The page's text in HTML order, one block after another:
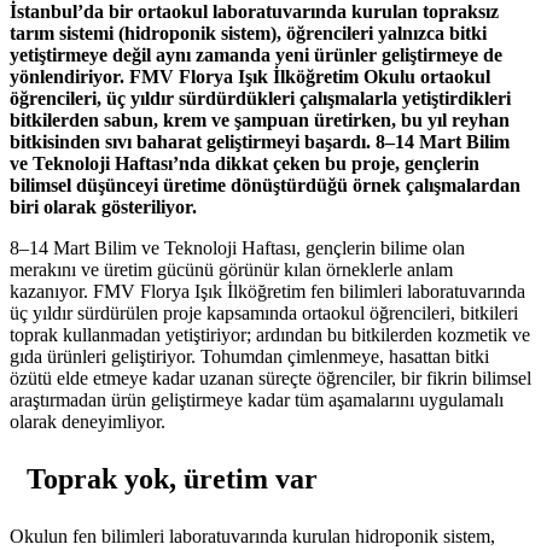
İstanbul’da bir ortaokul laboratuvarında kurulan topraksız
tarım sistemi (hidroponik sistem), öğrencileri yalnızca bitki
yetiştirmeye değil aynı zamanda yeni ürünler geliştirmeye de
yönlendiriyor. FMV Florya Işık İlköğretim Okulu ortaokul
öğrencileri, üç yıldır sürdürdükleri çalışmalarla yetiştirdikleri
bitkilerden sabun, krem ve şampuan üretirken, bu yıl reyhan
bitkisinden sıvı baharat geliştirmeyi başardı. 8–14 Mart Bilim
ve Teknoloji Haftası’nda dikkat çeken bu proje, gençlerin
bilimsel düşünceyi üretime dönüştürdüğü örnek çalışmalardan
biri olarak gösteriliyor.
8–14 Mart Bilim ve Teknoloji Haftası, gençlerin bilime olan
merakını ve üretim gücünü görünür kılan örneklerle anlam
kazanıyor. FMV Florya Işık İlköğretim fen bilimleri laboratuvarında
üç yıldır sürdürülen proje kapsamında ortaokul öğrencileri, bitkileri
toprak kullanmadan yetiştiriyor; ardından bu bitkilerden kozmetik ve
gıda ürünleri geliştiriyor. Tohumdan çimlenmeye, hasattan bitki
özütü elde etmeye kadar uzanan süreçte öğrenciler, bir fikrin bilimsel
araştırmadan ürün geliştirmeye kadar tüm aşamalarını uygulamalı
olarak deneyimliyor.
Toprak yok, üretim var
Okulun fen bilimleri laboratuvarında kurulan hidroponik sistem,